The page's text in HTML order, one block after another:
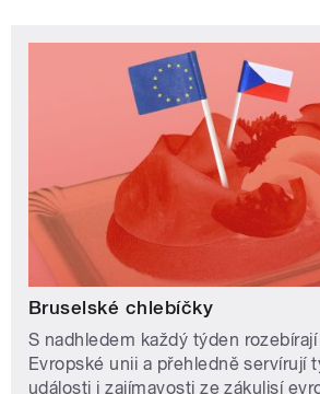
Bruselské chlebíčky
S nadhledem každý týden
Evropské unii a přehledně servírují
události i zajímavosti ze zákulisí